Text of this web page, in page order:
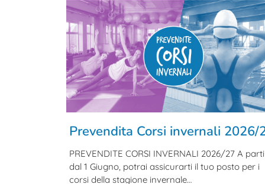
Prevendita Corsi invernali 2026/
PREVENDITE CORSI INVERNALI 2026/27 A
dal 1 Giugno, potrai assicurarti il tuo posto per i
corsi della stagione invernale…